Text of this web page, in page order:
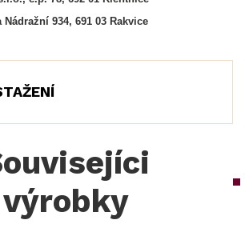
934, 691 03 Rakvice
výrobky